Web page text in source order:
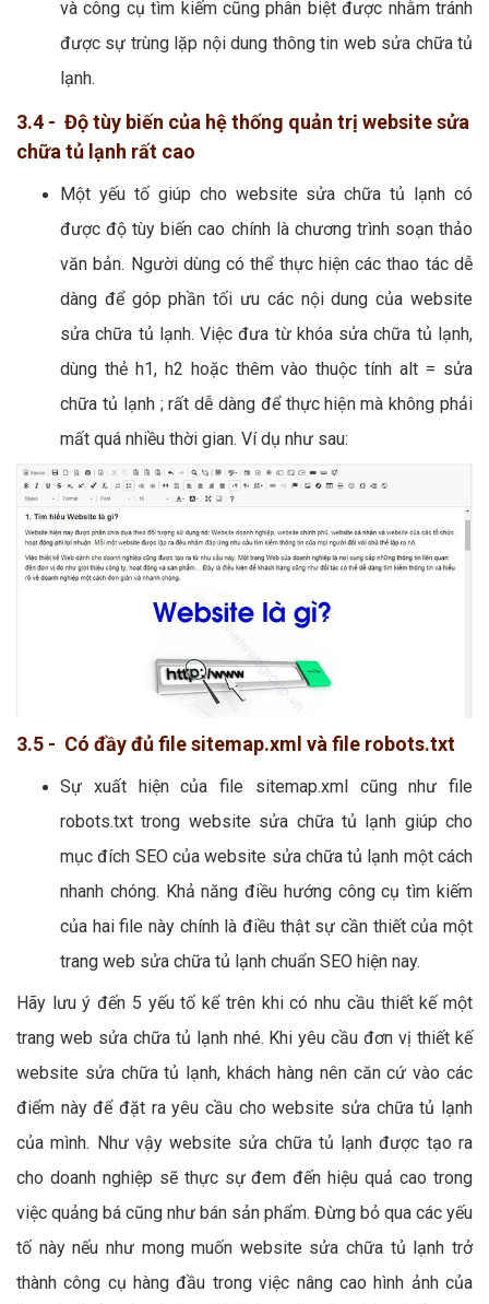
và công cụ tìm kiếm cũng phân biệt được nhằm tránh
được sự trùng lặp nội dung thông tin web sửa chữa tủ
lạnh.
3.4 - Độ tùy biến của hệ thống quản trị website sửa
chữa tủ lạnh rất cao
Một yếu tố giúp cho website sửa chữa tủ lạnh có
được độ tùy biến cao chính là chương trình soạn thảo
văn bản. Người dùng có thể thực hiện các thao tác dễ
dàng để góp phần tối ưu các nội dung của website
sửa chữa tủ lạnh. Việc đưa từ khóa sửa chữa tủ lạnh,
dùng thẻ h1, h2 hoặc thêm vào thuộc tính alt = sửa
chữa tủ lạnh ; rất dễ dàng để thực hiện mà không phải
mất quá nhiều thời gian. Ví dụ như sau:
3.5 - Có đầy đủ file sitemap.xml và file robots.txt
Sự xuất hiện của file sitemap.xml cũng như file
robots.txt trong website sửa chữa tủ lạnh giúp cho
mục đích SEO của website sửa chữa tủ lạnh một cách
nhanh chóng. Khả năng điều hướng công cụ tìm kiếm
của hai file này chính là điều thật sự cần thiết của một
trang web sửa chữa tủ lạnh chuẩn SEO hiện nay.
Hãy lưu ý đến 5 yếu tố kể trên khi có nhu cầu thiết kế một
trang web sửa chữa tủ lạnh nhé. Khi yêu cầu đơn vị thiết kế
website sửa chữa tủ lạnh, khách hàng nên căn cứ vào các
điểm này để đặt ra yêu cầu cho website sửa chữa tủ lạnh
của mình. Như vậy website sửa chữa tủ lạnh được tạo ra
cho doanh nghiệp sẽ thực sự đem đến hiệu quả cao trong
việc quảng bá cũng như bán sản phẩm. Đừng bỏ qua các yếu
tố này nếu như mong muốn website sửa chữa tủ lạnh trở
thành công cụ hàng đầu trong việc nâng cao hình ảnh của